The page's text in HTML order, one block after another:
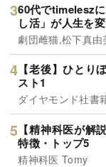
60代でtimelesz
し活」が人生を
劇団雌猫,松下真由
【老後】ひとり
スト1
ダイヤモンド社書
【精神科医が解
特徴・トップ5
精神科医 Tomy